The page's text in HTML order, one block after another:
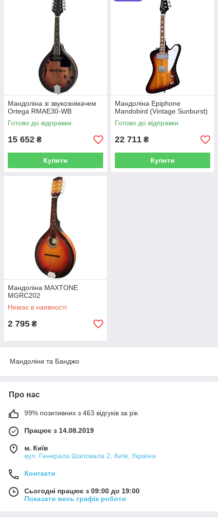
Мандоліна зі звукознімачем
Ortega RMAE30-WB
Готово до відправки
15 652 ₴
Купити
Мандоліна Epiphone
Mandobird (Vintage Sunburst)
Готово до відправки
22 711 ₴
Купити
Мандоліна MAXTONE
MGRC202
Немає в наявності
2 795 ₴
Мандоліни та Банджо
Про нас
99% позитивних з 463 відгуків за рік
Працює з 14.08.2019
м. Київ
вул. Генерала Шаповала 2, Київ, Україна
Контакти
Сьогодні працює з 09:00 до 19:00
Показати весь графік роботи